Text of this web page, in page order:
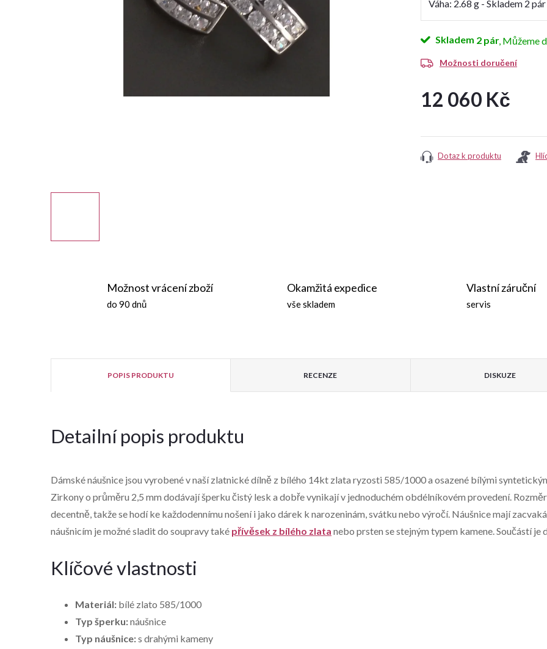
Skladem 2 pár
Možnosti doručení
12 060 Kč
Dotaz k produktu
Možnost vrácení zboží
do 90 dnů
Okamžitá expedice
vše skladem
Vlastní záruční
servis
POPIS PRODUKTU RECENZE DISKUZE
Detailní popis produktu
Dámské náušnice jsou vyrobené v naší zlatnické dílně z bílého 14kt zlata ryzosti 585/1000 a osazené bílými
Zirkony o průměru 2,5 mm dodávají šperku čistý lesk a dobře vynikají v jednoduchém obdélníkovém provedení.
decentně, takže se hodí ke každodennímu nošení i jako dárek k narozeninám, svátku nebo výročí. Náušnice mají
náušnicím je možné sladit do soupravy také přívěsek z bílého zlata nebo prsten se stejným typem kamene. Součástí
Klíčové vlastnosti
Materiál: bílé zlato 585/1000
Typ šperku:náušnice
Typ náušnice:s drahými kameny